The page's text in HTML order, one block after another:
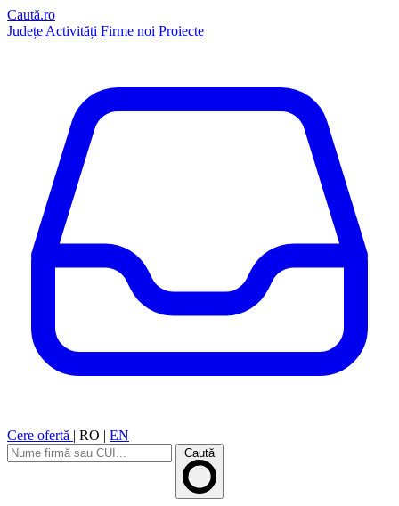
Caută.ro
Județe Activități Firme noi Proiecte
Cere ofertă | RO | EN
Caută